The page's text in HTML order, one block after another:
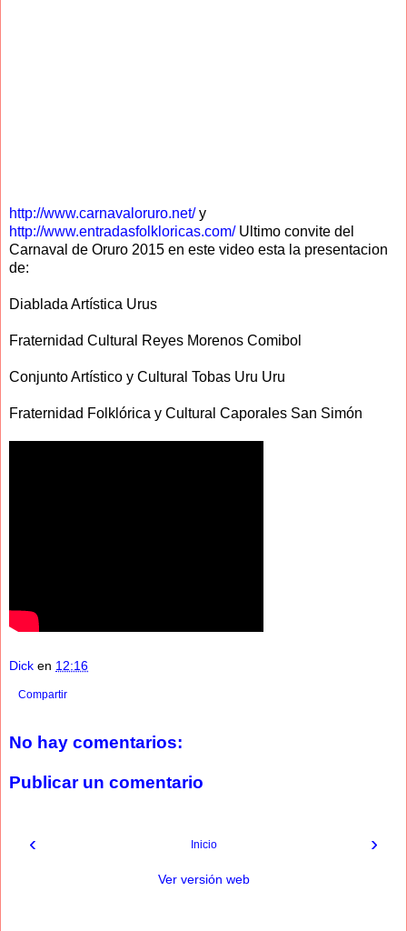
http://www.carnavaloruro.net/y
http://www.entradasfolkloricas.com/Ultimo convite del
Carnaval de Oruro 2015 en este video esta la presentacion
de:
Diablada Artística Urus
Fraternidad Cultural Reyes Morenos Comibol
Conjunto Artístico y Cultural Tobas Uru Uru
Fraternidad Folklórica y Cultural Caporales San Simón
Dick en 12:16
Compartir
No hay comentarios:
Publicar un comentario
‹ ›
Inicio
Ver versión web